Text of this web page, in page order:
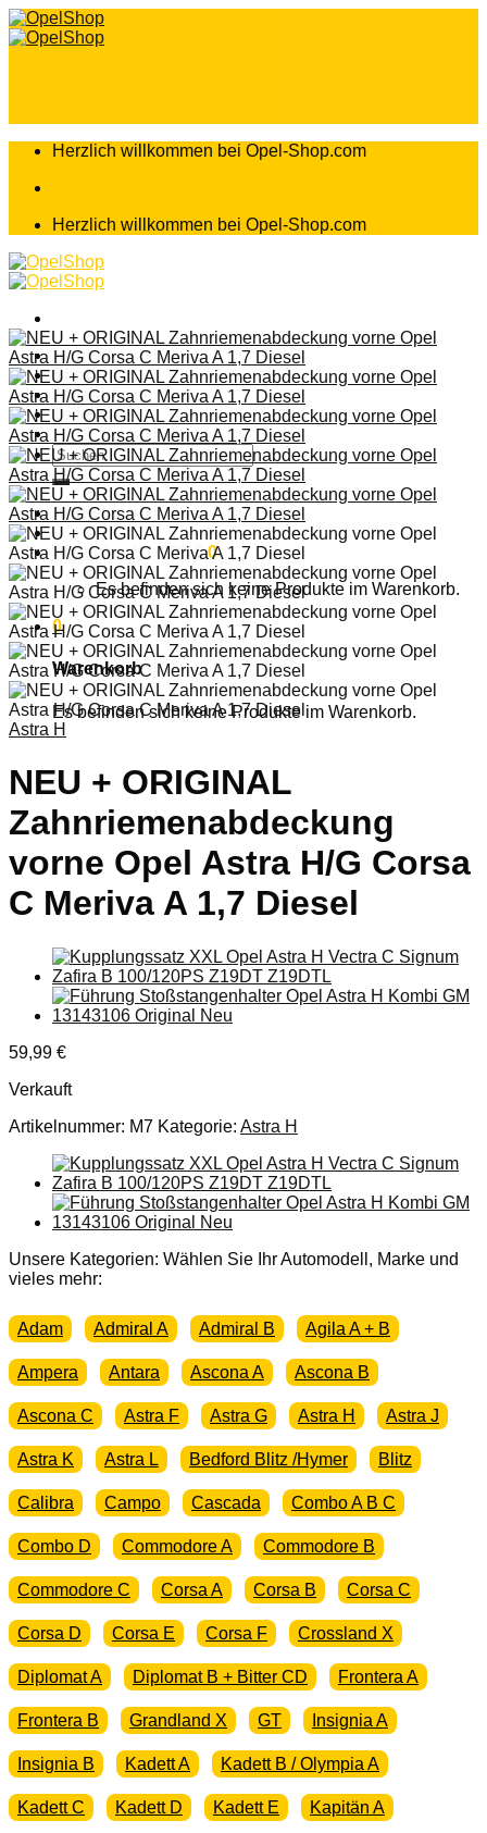
Zum
Inhalt
Herzlich willkommen bei Opel-Shop.com
Herzlich willkommen bei Opel-Shop.com
Home
Shop
Teileanfrage
Teileliste
Suchen
nach:
Anmelden
Warenkorb / 0,00€ 0
Es befinden sich keine Produkte im Warenkorb.
0
Warenkorb
Es befinden sich keine Produkte im Warenkorb.
Astra H
NEU + ORIGINAL
Zahnriemenabdeckung
vorne Opel Astra H/G Corsa
C Meriva A 1,7 Diesel
59,99 €
Verkauft
Artikelnummer: M7 Kategorie: Astra H
Unsere Kategorien: Wählen Sie Ihr Automodell, Marke und
vieles mehr:
Adam Admiral A Admiral B Agila A + B
Ampera Antara Ascona A Ascona B
Ascona C Astra F Astra G Astra H Astra J
Astra K Astra L Bedford Blitz /Hymer Blitz
Calibra Campo Cascada Combo A B C
Combo D Commodore A Commodore B
Commodore C Corsa A Corsa B Corsa C
Corsa D Corsa E Corsa F Crossland X
Diplomat A Diplomat B + Bitter CD Frontera A
Frontera B Grandland X GT Insignia A
Insignia B Kadett A Kadett B / Olympia A
Kadett C Kadett D Kadett E Kapitän A